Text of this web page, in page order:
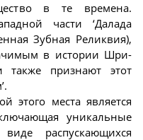
в те времена.
части ‘Далада
Зубная Реликвия),
в истории Шри-
также признают этот
этого места является
уникальные
распускающихся